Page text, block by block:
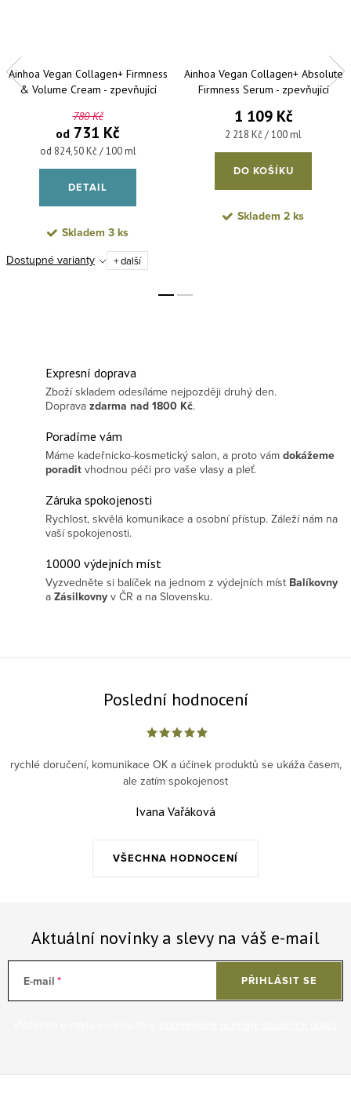
Ainhoa Vegan Collagen+ Firmness
& Volume Cream - zpevňující
780 Kč
od 731 Kč
Měrná cena:
od 824,50 Kč / 100 ml
DETAIL
Skladem 3 ks
Dostupné varianty
+ další
Ainhoa Vegan Collagen+ Absolute
Firmness Serum - zpevňující
1 109 Kč
Měrná cena:
2 218 Kč / 100 ml
DO KOŠÍKU
Skladem 2 ks
Expresní doprava
Zboží skladem odesíláme nejpozději druhý den.
Doprava zdarma nad 1800 Kč.
Poradíme vám
Máme kadeřnicko-kosmetický salon, a proto vám dokážeme
poradit vhodnou péči pro vaše vlasy a pleť.
Záruka spokojenosti
Rychlost, skvělá komunikace a osobní přístup. Záleží nám na
vaší spokojenosti.
10000 výdejních míst
Vyzvedněte si balíček na jednom z výdejních míst Balíkovny
a Zásilkovny v ČR a na Slovensku.
Poslední hodnocení
VŠECHNA HODNOCENÍ
rychlé doručení, komunikace OK a účinek produktů se ukáža časem,
ale zatím spokojenost
Ivana Vařáková
Aktuální novinky a slevy na váš e-mail
E-mail PŘIHLÁSIT SE